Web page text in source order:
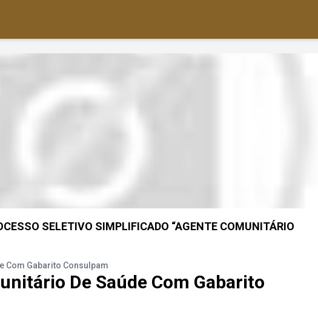
SELETIVO SIMPLIFICADO “AGENTE COMUNITÁRIO
Com Gabarito Consulpam
De Saúde Com Gabarito